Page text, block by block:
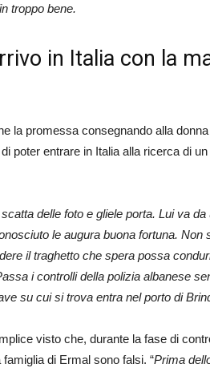
troppo bene.
in Italia con la
la promessa consegnando alla
poter entrare in Italia alla ricerca di
delle foto e gliele porta. Lui va
le augura buona fortuna. Non
il traghetto che spera possa
i controlli della polizia albanese
su cui si trova entra nel porto di
visto che, durante la fase di
di Ermal sono falsi. “Prima